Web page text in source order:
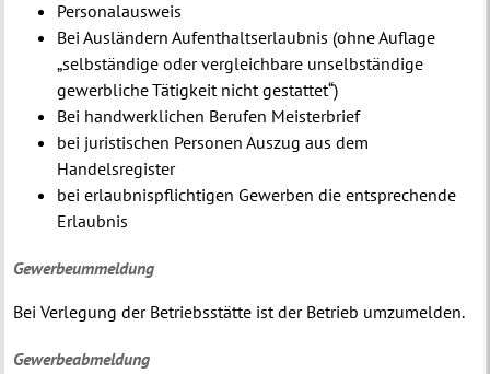
Personalausweis
Bei Ausländern Aufenthaltserlaubnis (ohne Auflage
„selbständige oder vergleichbare unselbständige
gewerbliche Tätigkeit nicht gestattet“)
Bei handwerklichen Berufen Meisterbrief
bei juristischen Personen Auszug aus dem
Handelsregister
bei erlaubnispflichtigen Gewerben die entsprechende
Erlaubnis
Gewerbeummeldung
Bei Verlegung der Betriebsstätte ist der Betrieb umzumelden.
Gewerbeabmeldung